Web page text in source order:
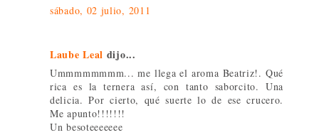
sábado, 02 julio, 2011
Laube Leal dijo...
Ummmmmmmm... me llega el aroma Beatriz!. Qué
rica es la ternera así, con tanto saborcito. Una
delicia. Por cierto, qué suerte lo de ese crucero.
Me apunto!!!!!!!
Un besoteeeeeee